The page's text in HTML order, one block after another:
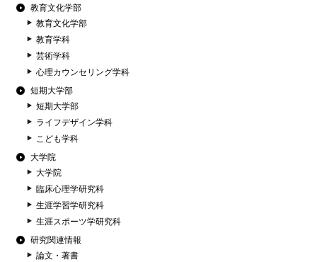
教育文化学部
教育文化学部
教育学科
芸術学科
心理カウンセリング学科
短期大学部
短期大学部
ライフデザイン学科
こども学科
大学院
大学院
臨床心理学研究科
生涯学習学研究科
生涯スポーツ学研究科
研究関連情報
論文・著書